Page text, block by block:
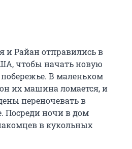
и Райан отправились в
чтобы начать новую
В маленьком
их машина ломается, и
переночевать в
Посреди ночи в дом
в кукольных